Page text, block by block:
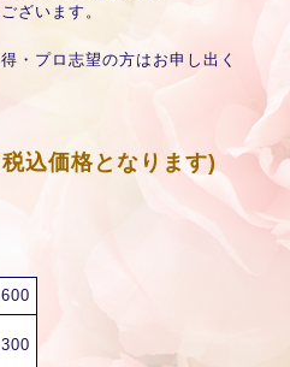
ざいます。
・プロ志望の方はお申し出く
込価格となります)